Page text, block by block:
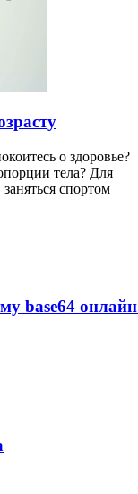
о здоровье?
тела? Для
спортом
base64